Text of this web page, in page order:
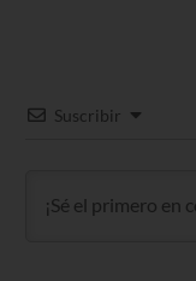
Suscribir